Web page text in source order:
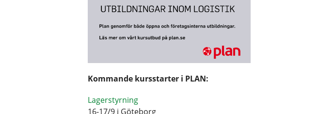
Kommande kursstarter i PLAN:
Lagerstyrning
16-17/9 i Göteborg